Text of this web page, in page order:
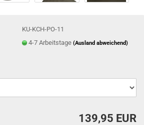
KU-KCH-PO-11
4-7 Arbeitstage(Ausland abweichend)
139,95 EUR